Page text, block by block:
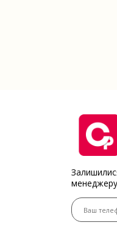
менеджеру